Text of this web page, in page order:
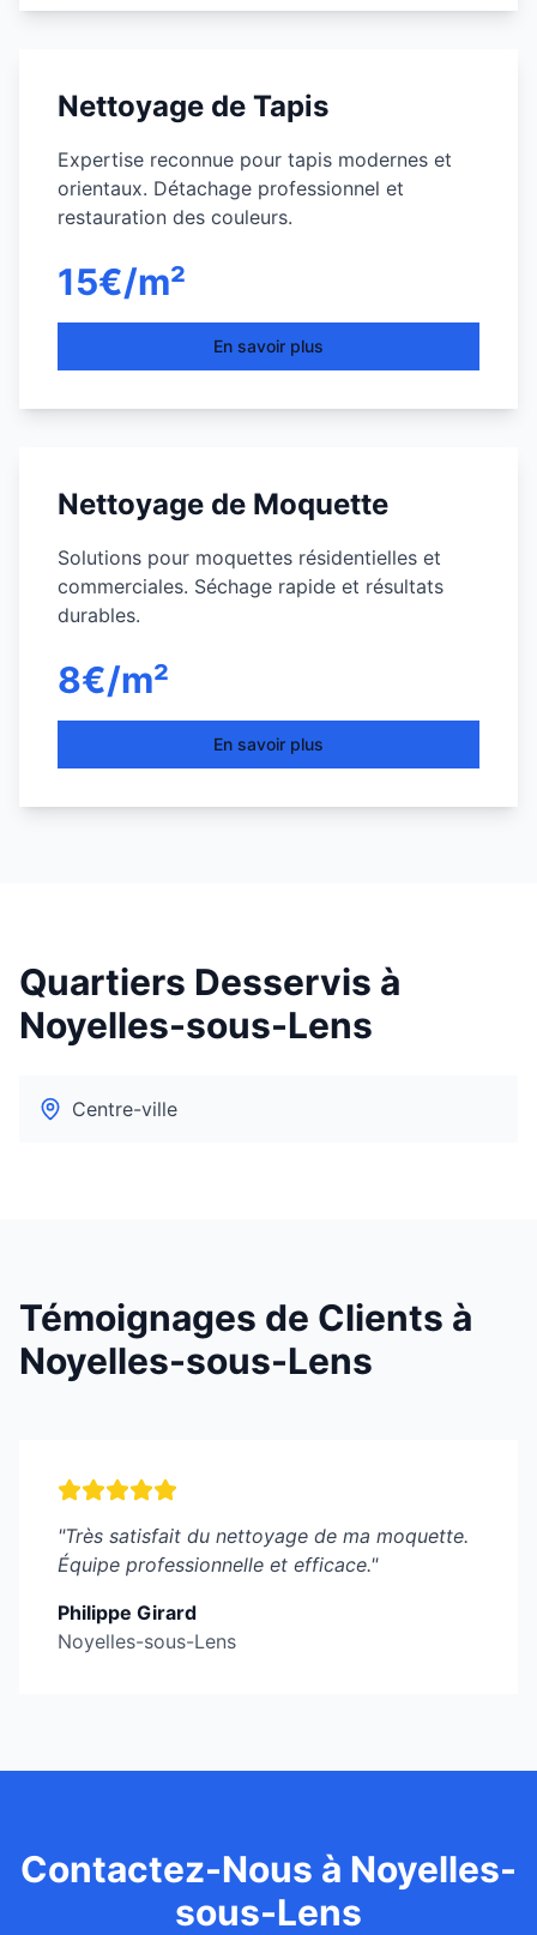
Nettoyage de Tapis
Expertise reconnue pour tapis modernes et
orientaux. Détachage professionnel et
restauration des couleurs.
15€/m²
En savoir plus
Nettoyage de Moquette
Solutions pour moquettes résidentielles et
commerciales. Séchage rapide et résultats
durables.
8€/m²
En savoir plus
Quartiers Desservis à
Noyelles-sous-Lens
Centre-ville
Témoignages de Clients à
Noyelles-sous-Lens
"Très satisfait du nettoyage de ma moquette.
Équipe professionnelle et efficace."
Philippe Girard
Noyelles-sous-Lens
Contactez-Nous à Noyelles-
sous-Lens